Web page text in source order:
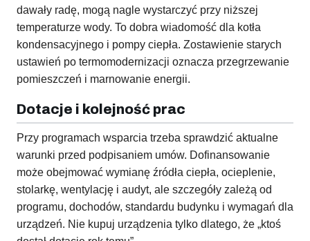
dawały radę, mogą nagle wystarczyć przy niższej
temperaturze wody. To dobra wiadomość dla kotła
kondensacyjnego i pompy ciepła. Zostawienie starych
ustawień po termomodernizacji oznacza przegrzewanie
pomieszczeń i marnowanie energii.
Dotacje i kolejność prac
Przy programach wsparcia trzeba sprawdzić aktualne
warunki przed podpisaniem umów. Dofinansowanie
może obejmować wymianę źródła ciepła, ocieplenie,
stolarkę, wentylację i audyt, ale szczegóły zależą od
programu, dochodów, standardu budynku i wymagań dla
urządzeń. Nie kupuj urządzenia tylko dlatego, że „ktoś